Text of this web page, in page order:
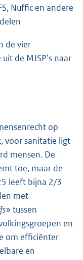
Nuffic en andere
de vier
de MJSP’s naar
op
voor sanitatie ligt
mensen. De
toe, maar de
leeft bijna 2/3
met
» tussen
en
om efficiënter
en